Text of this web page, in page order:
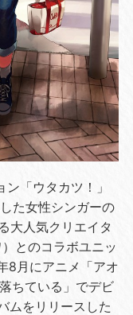
「ウタカツ！」
た女性シンガーの
大人気クリエイタ
とのコラボユニッ
8月にアニメ「アオ
ちている」でデビ
ムをリリースした